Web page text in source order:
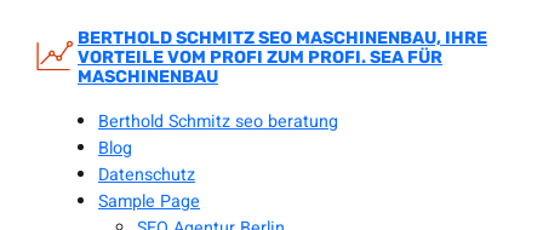
Inhalt
springen
BERTHOLD SCHMITZ SEO MASCHINENBAU, IHRE
VORTEILE VOM PROFI ZUM PROFI. SEA FÜR
MASCHINENBAU
Berthold Schmitz seo beratung
Blog
Datenschutz
Sample Page